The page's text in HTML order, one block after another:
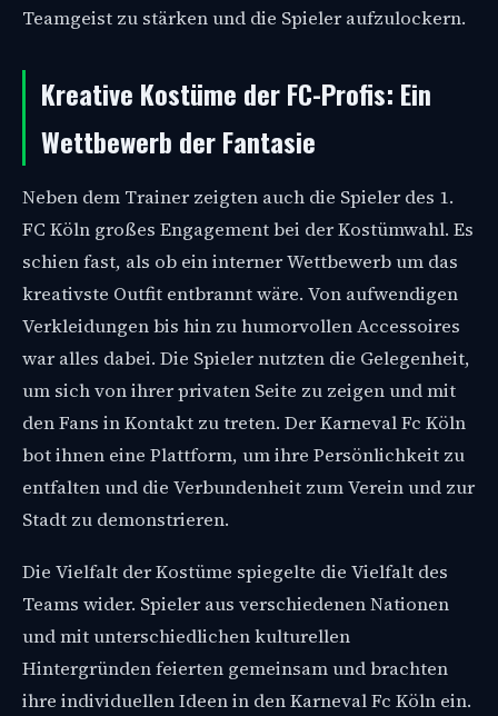
Teamgeist zu stärken und die Spieler aufzulockern.
Kreative Kostüme der FC-Profis: Ein
Wettbewerb der Fantasie
Neben dem Trainer zeigten auch die Spieler des 1.
FC Köln großes Engagement bei der Kostümwahl. Es
schien fast, als ob ein interner Wettbewerb um das
kreativste Outfit entbrannt wäre. Von aufwendigen
Verkleidungen bis hin zu humorvollen Accessoires
war alles dabei. Die Spieler nutzten die Gelegenheit,
um sich von ihrer privaten Seite zu zeigen und mit
den Fans in Kontakt zu treten. Der Karneval Fc Köln
bot ihnen eine Plattform, um ihre Persönlichkeit zu
entfalten und die Verbundenheit zum Verein und zur
Stadt zu demonstrieren.
Die Vielfalt der Kostüme spiegelte die Vielfalt des
Teams wider. Spieler aus verschiedenen Nationen
und mit unterschiedlichen kulturellen
Hintergründen feierten gemeinsam und brachten
ihre individuellen Ideen in den Karneval Fc Köln ein.